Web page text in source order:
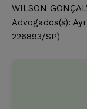
WILSON
Advogados(s):
226893/SP)